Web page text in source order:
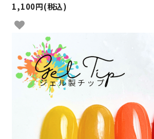
1,100円(税込)